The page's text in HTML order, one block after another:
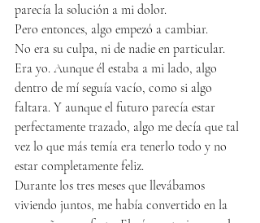
parecía la solución a mi dolor.
Pero entonces, algo empezó a cambiar.
No era su culpa, ni de nadie en particular.
Era yo. Aunque él estaba a mi lado, algo
dentro de mí seguía vacío, como si algo
faltara. Y aunque el futuro parecía estar
perfectamente trazado, algo me decía que tal
vez lo que más temía era tenerlo todo y no
estar completamente feliz.
Durante los tres meses que llevábamos
viviendo juntos, me había convertido en la